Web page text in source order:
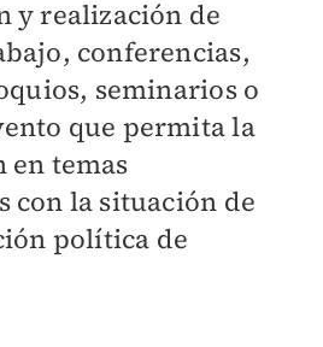
y realización de
conferencias,
seminarios o
que permita la
en temas
con la situación de
política de